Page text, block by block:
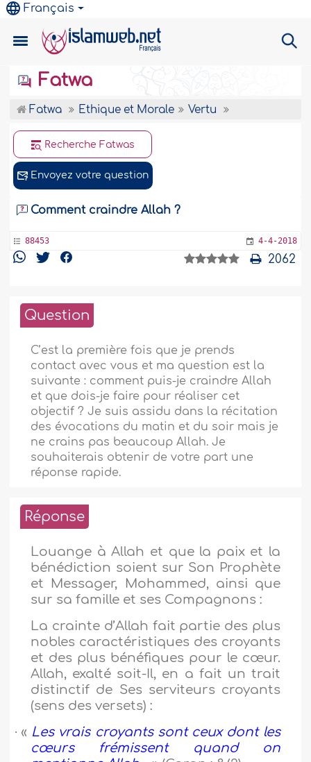
Français
Fatwa
Fatwa Ethique et Morale Vertu
Recherche Fatwas
Envoyez votre question
Comment craindre Allah ?
88453 4-4-2018
2062
Question
C’est la première fois que je prends
contact avec vous et ma question est la
suivante : comment puis-je craindre Allah
et que dois-je faire pour réaliser cet
objectif ? Je suis assidu dans la récitation
des évocations du matin et du soir mais je
ne crains pas beaucoup Allah. Je
souhaiterais obtenir de votre part une
réponse rapide.
Réponse
Louange à Allah et que la paix et la
bénédiction soient sur Son Prophète
et Messager, Mohammed, ainsi que
sur sa famille et ses Compagnons :
La crainte d’Allah fait partie des plus
nobles caractéristiques des croyants
et des plus bénéfiques pour le cœur.
Allah, exalté soit-Il, en a fait un trait
distinctif de Ses serviteurs croyants
(sens des versets) :
· « Les vrais croyants sont ceux dont les
cœurs frémissent quand on